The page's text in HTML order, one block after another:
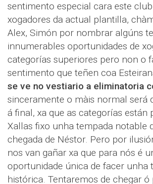
sentimento especial cara este
xogadores da actual plantilla,
Alex, Simón por nombrar algúns
innumerables oportunidades de
categorías superiores pero non o
sentimento que teñen coa
se ve no vestiario a eliminatoria
sinceramente o màis normal será
á final, xa que as categorías están
Xallas fixo unha tempada notable
chegada de Néstor. Pero por
nos van gañar xa que para nós é
oportunidade única de facer unha
histórica. Tentaremos de chegar ó